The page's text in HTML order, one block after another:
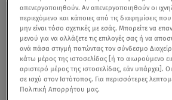
απενεργοποιηθούν. Αν απενεργοποιηθούν οι
περιεχόμενο και κάποιες από τις διαφημίσεις που
μην είναι τόσο σχετικές με εσάς. Μπορείτε να
μενού για να αλλάξετε τις επιλογές σας ή να
ανά πάσα στιγμή πατώντας τον σύνδεσμο
κάτω μέρος της ιστοσελίδας [ή το αιωρούμενο
αριστερό μέρος της ιστοσελίδας, εάν υπάρχει].
σε ισχύ στον Ιστότοπος. Για περισσότερες
Πολιτική Απορρήτου μας.